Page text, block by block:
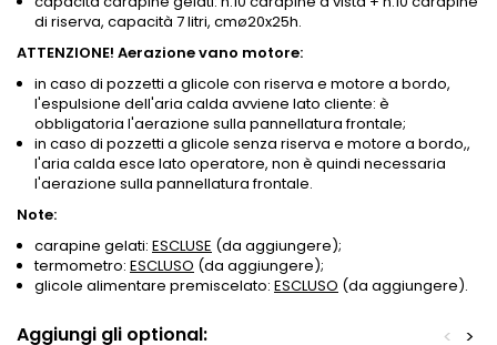
di riserva, capacità 7 litri, cmø20x25h.
ATTENZIONE! Aerazione vano motore:
in caso di pozzetti a glicole con riserva e motore a bordo,
l'espulsione dell'aria calda avviene lato cliente: è
obbligatoria l'aerazione sulla pannellatura frontale;
in caso di pozzetti a glicole senza riserva e motore a bordo,,
l'aria calda esce lato operatore, non è quindi necessaria
l'aerazione sulla pannellatura frontale.
Note:
carapine gelati: ESCLUSE (da aggiungere);
termometro: ESCLUSO (da aggiungere);
glicole alimentare premiscelato: ESCLUSO (da aggiungere).
Aggiungi gli optional: >
<